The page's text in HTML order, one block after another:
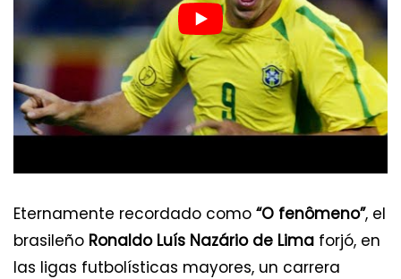
Eternamente recordado como “O fenômeno”, el
brasileño Ronaldo Luís Nazário de Lima forjó, en
las ligas futbolísticas mayores, un carrera